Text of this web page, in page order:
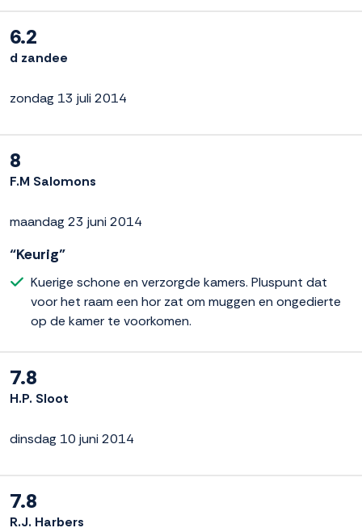
6.2
d zandee
zondag 13 juli 2014
8
F.M Salomons
maandag 23 juni 2014
“Keurig”
Kuerige schone en verzorgde kamers. Pluspunt dat
voor het raam een hor zat om muggen en ongedierte
op de kamer te voorkomen.
7.8
H.P. Sloot
dinsdag 10 juni 2014
7.8
R.J. Harbers